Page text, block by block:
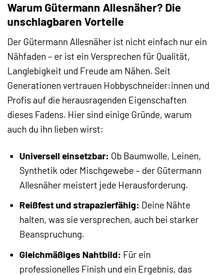
Warum Gütermann Allesnäher? Die
unschlagbaren Vorteile
Der Gütermann Allesnäher ist nicht einfach nur ein
Nähfaden – er ist ein Versprechen für Qualität,
Langlebigkeit und Freude am Nähen. Seit
Generationen vertrauen Hobbyschneider:innen und
Profis auf die herausragenden Eigenschaften
dieses Fadens. Hier sind einige Gründe, warum
auch du ihn lieben wirst:
Universell einsetzbar: Ob Baumwolle, Leinen,
Synthetik oder Mischgewebe – der Gütermann
Allesnäher meistert jede Herausforderung.
Reißfest und strapazierfähig: Deine Nähte
halten, was sie versprechen, auch bei starker
Beanspruchung.
Gleichmäßiges Nahtbild: Für ein
professionelles Finish und ein Ergebnis, das